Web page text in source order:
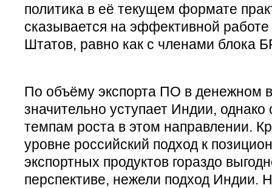
политика в её текущем формате
сказывается на эффективной
Штатов, равно как с членами блока
По объёму экспорта ПО в денежном
значительно уступает Индии,
темпам роста в этом направлении.
уровне российский подход к
экспортных продуктов гораздо
перспективе, нежели подход Индии.